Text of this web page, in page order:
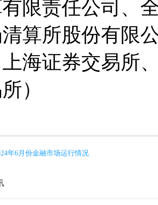
限责任公司、
算所股份有限
海证券交易所
）
年6月份金融市场运行情况